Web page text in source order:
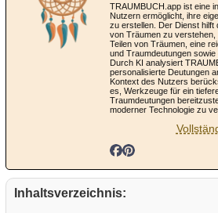
TRAUMBUCH.app ist eine
Nutzern ermöglicht, ihre
zu erstellen. Der Dienst hilft
von Träumen zu
Teilen von Träumen, eine
und Traumdeutungen
Durch KI analysiert
personalisierte Deutungen
Kontext des Nutzers
es, Werkzeuge für ein
Traumdeutungen
moderner Technologie zu
Inhaltsverzeichnis: